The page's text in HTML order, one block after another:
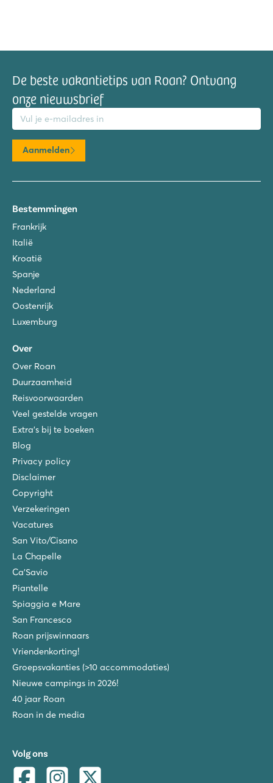
De beste vakantietips van Roan? Ontvang
onze nieuwsbrief
Aanmelden
Bestemmingen
Frankrijk
Italië
Kroatië
Spanje
Nederland
Oostenrijk
Luxemburg
Over
Over Roan
Duurzaamheid
Reisvoorwaarden
Veel gestelde vragen
Extra's bij te boeken
Blog
Privacy policy
Disclaimer
Copyright
Verzekeringen
Vacatures
San Vito/Cisano
La Chapelle
Ca'Savio
Piantelle
Spiaggia e Mare
San Francesco
Roan prijswinnaars
Vriendenkorting!
Groepsvakanties (>10 accommodaties)
Nieuwe campings in 2026!
40 jaar Roan
Roan in de media
Volg ons